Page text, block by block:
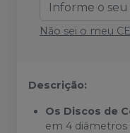
Não sei o meu
Descrição:
Os Discos de
em 4